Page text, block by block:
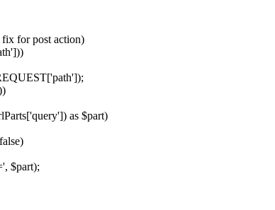
for post action)
as $part)
$part);